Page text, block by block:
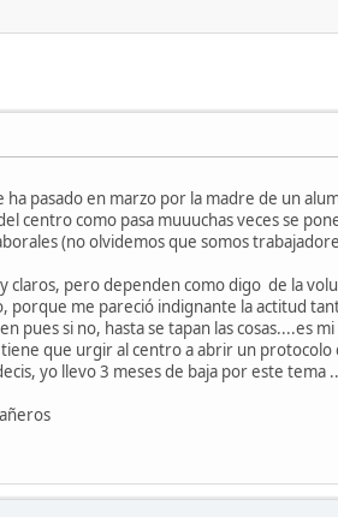
pasado en marzo por la madre de un
centro como pasa muuuchas veces se
(no olvidemos que somos
claros, pero dependen como digo de la
porque me pareció indignante la actitud
pues si no, hasta se tapan las cosas....es
que urgir al centro a abrir un
yo llevo 3 meses de baja por este tema